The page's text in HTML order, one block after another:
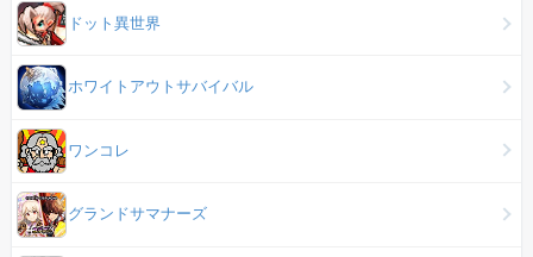
ドット異世界
ホワイトアウトサバイバル
ワンコレ
グランドサマナーズ